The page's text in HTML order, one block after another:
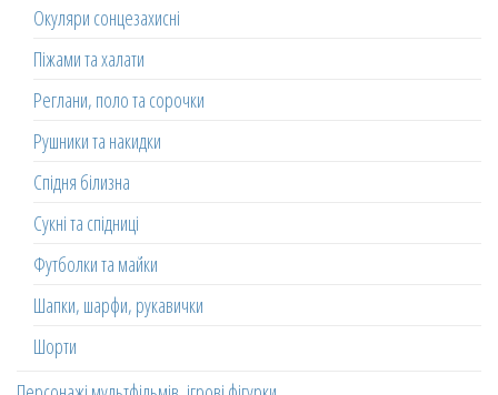
Окуляри сонцезахисні
Піжами та халати
Реглани, поло та сорочки
Рушники та накидки
Спідня білизна
Сукні та спідниці
Футболки та майки
Шапки, шарфи, рукавички
Шорти